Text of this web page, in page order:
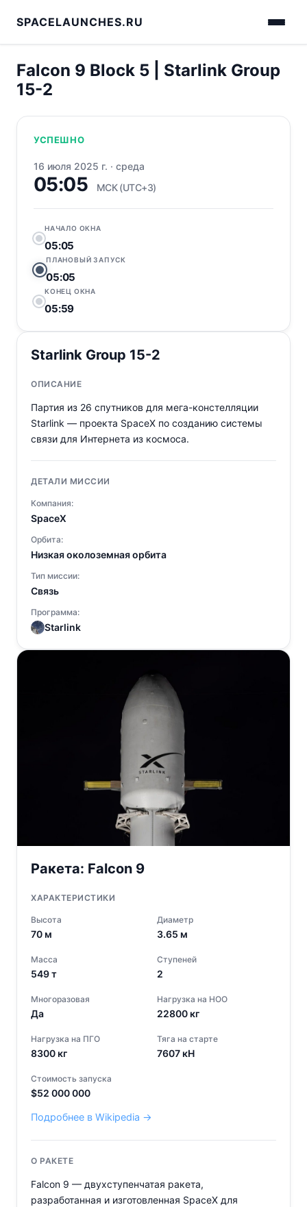
SPACELAUNCHES.RU
Falcon 9 Block 5 | Starlink Group
15-2
УСПЕШНО
16 июля 2025 г. · среда
05:05 МСК (UTC+3)
НАЧАЛО ОКНА
05:05
ПЛАНОВЫЙ ЗАПУСК
05:05
КОНЕЦ ОКНА
05:59
Starlink Group 15-2
ОПИСАНИЕ
Партия из 26 спутников для мега-констелляции
Starlink — проекта SpaceX по созданию системы
связи для Интернета из космоса.
ДЕТАЛИ МИССИИ
Компания:
SpaceX
Орбита:
Низкая околоземная орбита
Тип миссии:
Связь
Программа:
Starlink
Ракета: Falcon 9
ХАРАКТЕРИСТИКИ
Высота
70 м
Диаметр
3.65 м
Масса
549т
Ступеней
2
Многоразовая
Да
Нагрузка на НОО
22800 кг
Нагрузка на ПГО
8300 кг
Тяга на старте
7607 кН
Стоимость запуска
$52 000 000
Подробнее в Wikipedia →
О РАКЕТЕ
Falcon 9 — двухступенчатая ракета,
разработанная и изготовленная SpaceX для